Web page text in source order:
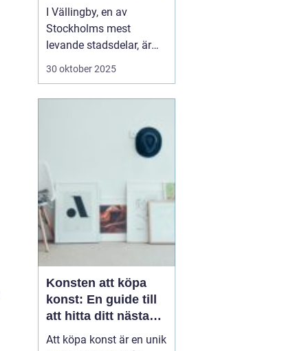
I Vällingby, en av
Stockholms mest
levande stadsdelar, är
det viktigt för många att
bara en identifikation;
det är en frihetens och
30 oktober 2025
Konsten att köpa
konst: En guide till
att hitta ditt nästa
mästerverk
Att köpa konst är en unik